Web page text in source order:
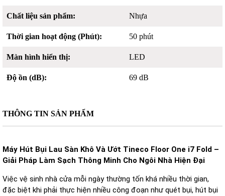
THÔNG TIN SẢN PHẨM
Máy Hút Bụi Lau Sàn Khô Và Ướt Tineco Floor One i7 Fold –
Giải Pháp Làm Sạch Thông Minh Cho Ngôi Nhà Hiện Đại
Việc vệ sinh nhà cửa mỗi ngày thường tốn khá nhiều thời gian,
đặc biệt khi phải thực hiện nhiều công đoạn như quét bụi, hút bụi
Chất liệu sản phẩm: Nhựa
Thời gian hoạt động (Phút): 50 phút
Màn hình hiển thị: LED
Độ ồn (dB): 69 dB